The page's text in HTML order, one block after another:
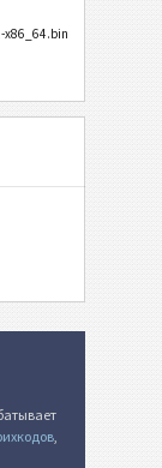
x86_64.bin